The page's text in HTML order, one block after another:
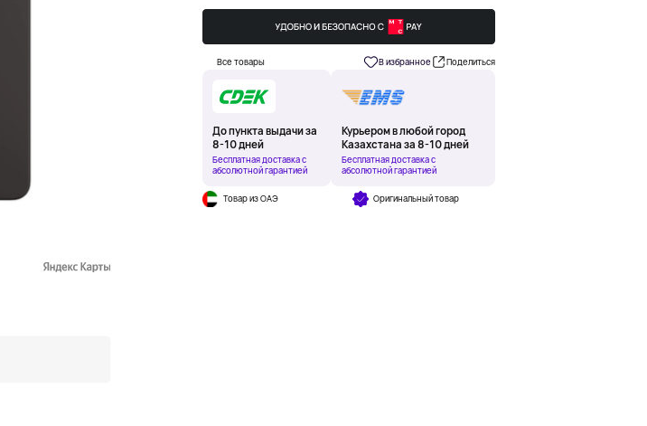
Все товары В избранное Поделиться
До пункта выдачи за
8-10 дней
Бесплатная доставка с
абсолютной гарантией
Курьером в любой город
Казахстана за 8-10 дней
Бесплатная доставка с
абсолютной гарантией
Товар из ОАЭ Оригинальный товар